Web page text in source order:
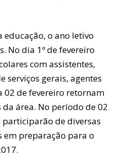
educação, o ano letivo
No dia 1º de fevereiro
com assistentes,
serviços gerais, agentes
02 de fevereiro retornam
área. No período de 02
participarão de diversas
preparação para o